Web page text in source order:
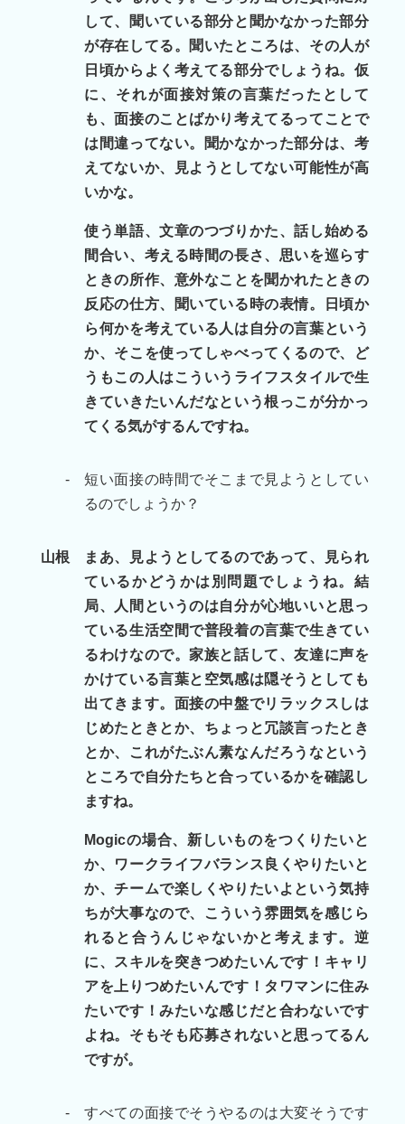
して、聞いている部分と聞かなかった部分
が存在してる。聞いたところは、その人が
日頃からよく考えてる部分でしょうね。仮
に、それが面接対策の言葉だったとして
も、面接のことばかり考えてるってことで
は間違ってない。聞かなかった部分は、考
えてないか、見ようとしてない可能性が高
いかな。
使う単語、文章のつづりかた、話し始める
間合い、考える時間の長さ、思いを巡らす
ときの所作、意外なことを聞かれたときの
反応の仕方、聞いている時の表情。日頃か
ら何かを考えている人は自分の言葉という
か、そこを使ってしゃべってくるので、ど
うもこの人はこういうライフスタイルで生
きていきたいんだなという根っこが分かっ
てくる気がするんですね。
-
短い面接の時間でそこまで見ようとしてい
るのでしょうか？
山根
まあ、見ようとしてるのであって、見られ
ているかどうかは別問題でしょうね。結
局、人間というのは自分が心地いいと思っ
ている生活空間で普段着の言葉で生きてい
るわけなので。家族と話して、友達に声を
かけている言葉と空気感は隠そうとしても
出てきます。面接の中盤でリラックスしは
じめたときとか、ちょっと冗談言ったとき
とか、これがたぶん素なんだろうなという
ところで自分たちと合っているかを確認し
ますね。
Mogicの場合、新しいものをつくりたいと
か、ワークライフバランス良くやりたいと
か、チームで楽しくやりたいよという気持
ちが大事なので、こういう雰囲気を感じら
れると合うんじゃないかと考えます。逆
に、スキルを突きつめたいんです！キャリ
アを上りつめたいんです！タワマンに住み
たいです！みたいな感じだと合わないです
よね。そもそも応募されないと思ってるん
ですが。
-
すべての面接でそうやるのは大変そうです